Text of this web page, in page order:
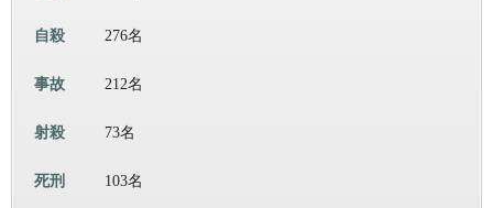
自殺 276名
事故 212名
射殺 73名
死刑 103名